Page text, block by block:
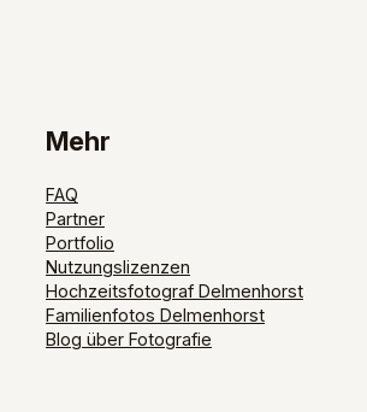
Mehr
FAQ
Partner
Portfolio
Nutzungslizenzen
Hochzeitsfotograf Delmenhorst
Familienfotos Delmenhorst
Blog über Fotografie